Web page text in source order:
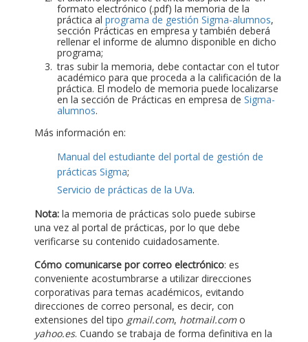
formato electrónico (.pdf) la memoria de la
práctica al programa de gestión Sigma-alumnos,
sección Prácticas en empresa y también deberá
rellenar el informe de alumno disponible en dicho
programa;
tras subir la memoria, debe contactar con el tutor
académico para que proceda a la calificación de la
práctica. El modelo de memoria puede localizarse
en la sección de Prácticas en empresa de Sigma-
alumnos.
Más información en:
Manual del estudiante del portal de gestión de
prácticas Sigma;
Servicio de prácticas de la UVa.
Nota: la memoria de prácticas solo puede subirse
una vez al portal de prácticas, por lo que debe
verificarse su contenido cuidadosamente.
Cómo comunicarse por correo electrónico: es
conveniente acostumbrarse a utilizar direcciones
corporativas para temas académicos, evitando
direcciones de correo personal, es decir, con
extensiones del tipo gmail.com, hotmail.como
yahoo.es. Cuando se trabaja de forma definitiva en la